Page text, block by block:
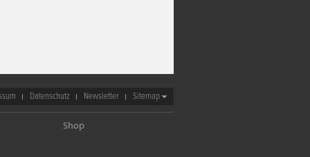
Datenschutz Newsletter Sitemap
Shop